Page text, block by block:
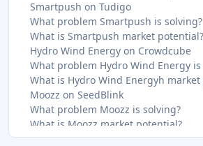
Smartpush on Tudigo
What problem Smartpush is solving?
What is Smartpush market potential?
Hydro Wind Energy on Crowdcube
What problem Hydro Wind Energy is
What is Hydro Wind Energyh
Moozz on SeedBlink
What problem Moozz is solving?
What is Moozz market potential?
Samudra Oceans on Republic /